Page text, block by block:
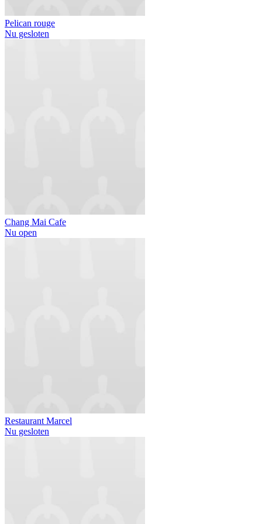
Pelican rouge
Nu gesloten
Chang Mai Cafe
Nu open
Restaurant Marcel
Nu gesloten